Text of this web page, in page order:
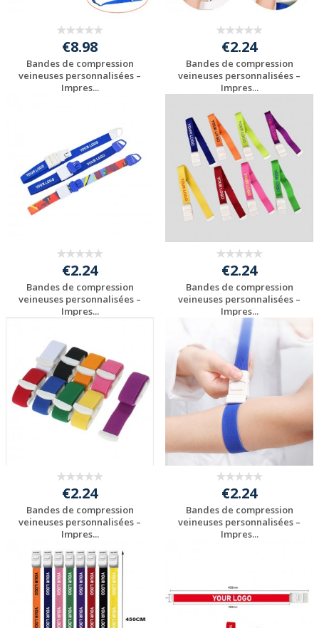
€8.98
Bandes de compression
veineuses personnalisées –
Impres...
€2.24
Bandes de compression
veineuses personnalisées –
Impres...
Personnaliser avec
votre logo
€2.24
Bandes de compression
veineuses personnalisées –
Impres...
votre logo
€2.24
Bandes de compression
veineuses personnalisées –
Impres...
Personnaliser avec
votre logo
€2.24
Bandes de compression
veineuses personnalisées –
Impres...
Personnaliser avec
votre logo
€2.24
Bandes de compression
veineuses personnalisées –
Impres...